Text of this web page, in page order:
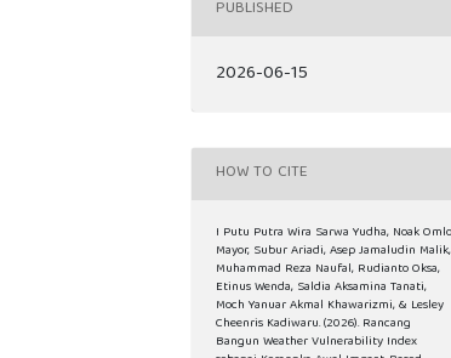
PUBLISHED
2026-06-15
HOW TO CITE
I Putu Putra Wira Sarwa Yudha, Noak Omlo
Mayor, Subur Ariadi, Asep Jamaludin Malik,
Muhammad Reza Naufal, Rudianto Oksa,
Etinus Wenda, Saldia Aksamina Tanati,
Moch Yanuar Akmal Khawarizmi, & Lesley
Cheenris Kadiwaru. (2026). Rancang
Bangun Weather Vulnerability Index